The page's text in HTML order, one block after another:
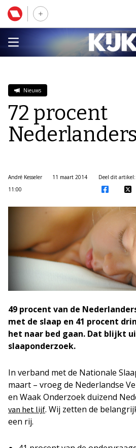
Nieuws
72 procent
André Kesseler
11 maart 2014
11:00
Deel dit artikel:
49 procent van de
met de slaap en 41 procent
het naar bed gaan. Dat blijkt
slaaponderzoek.
In verband met de Nationale
maart – vroeg de Nederlandse
en Waak Onderzoek duizend
van het lijf. Wij zetten de
een rij.